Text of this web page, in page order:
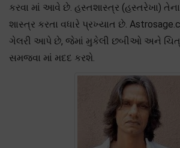
કરવા માં આવે છે. હસ્તશાસ્ત્ર (હસ્તરેખા) તેના
શાસ્ત્ર કરતા વધારે પ્રખ્યાત છે.
ગેલરી આપે છે, જેમાં મુકેલી છબીઓ અને
સમજવા માં મદદ કરશે.